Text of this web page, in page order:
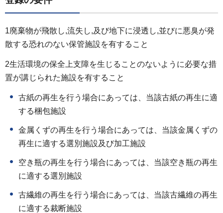
1廃棄物が飛散し,流失し,及び地下に浸透し,並びに悪臭が発
散する恐れのない保管施設を有すること
2生活環境の保全上支障を生じることのないように必要な措
置が講じられた施設を有すること
古紙の再生を行う場合にあっては、当該古紙の再生に適
する梱包施設
金属くずの再生を行う場合にあっては、当該金属くずの
再生に適する選別施設及び加工施設
空き瓶の再生を行う場合にあっては、当該空き瓶の再生
に適する選別施設
古繊維の再生を行う場合にあっては、当該古繊維の再生
に適する裁断施設